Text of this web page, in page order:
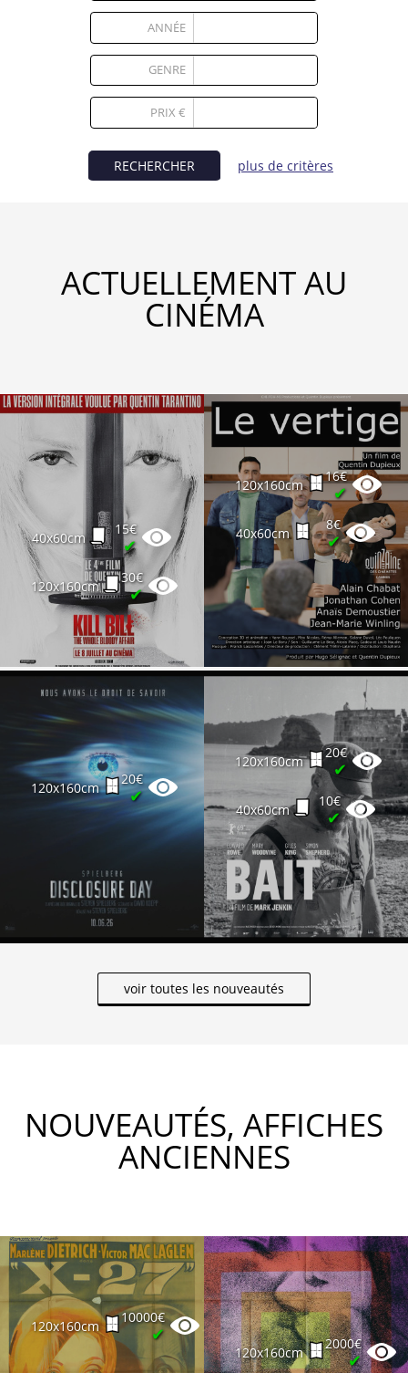
ANNÉE
GENRE
PRIX €
RECHERCHER plus de critères
ACTUELLEMENT AU
CINÉMA
40x60cm
15€
✔
120x160cm
30€
✔
120x160cm
16€
✔
40x60cm
8€
✔
120x160cm
20€
✔
120x160cm
20€
✔
40x60cm
10€
✔
voir toutes les nouveautés
NOUVEAUTÉS, AFFICHES
ANCIENNES
120x160cm
10000€
✔
120x160cm
2000€
✔